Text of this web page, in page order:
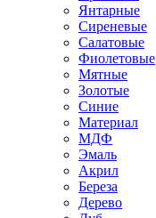
Янтарные
Сиреневые
Салатовые
Фиолетовые
Мятные
Золотые
Синие
Материал
МДФ
Эмаль
Акрил
Береза
Дерево